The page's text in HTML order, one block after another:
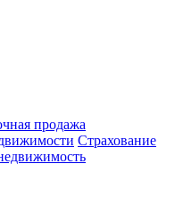
продажа
Страхование